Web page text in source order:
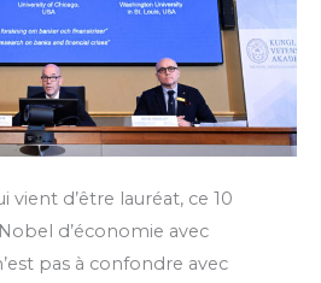
vient d’être lauréat, ce 10
d’économie avec
pas à confondre avec